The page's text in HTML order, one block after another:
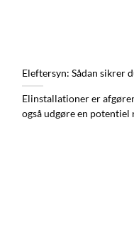
Eleftersyn: Sådan sikrer
Elinstallationer er
også udgøre en potentiel